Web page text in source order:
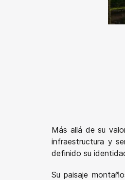
Más allá de su
infraestructura y
definido su
Su paisaje